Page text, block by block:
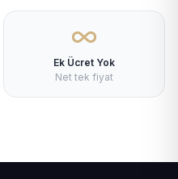
Ek Ücret Yok
Net tek fiyat